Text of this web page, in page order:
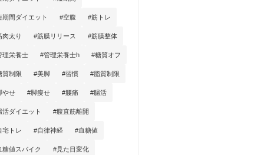
期間ダイエット #空腹 #筋トレ
肉太り #筋膜リリース #筋膜整体
理栄養士 #管理栄養士h #糖質オフ
質制限 #美脚 #習慣 #脂質制限
やせ #脚痩せ #腰痛 #腸活
活ダイエット #腹直筋離開
宅トレ #自律神経 #血糖値
糖値スパイク #見た目変化